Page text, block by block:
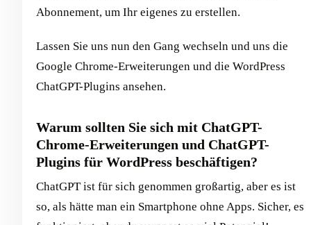
Abonnement, um Ihr eigenes zu erstellen.
Lassen Sie uns nun den Gang wechseln und uns die
Google Chrome-Erweiterungen und die WordPress
ChatGPT-Plugins ansehen.
Warum sollten Sie sich mit ChatGPT-
Chrome-Erweiterungen und ChatGPT-
Plugins für WordPress beschäftigen?
ChatGPT ist für sich genommen großartig, aber es ist
so, als hätte man ein Smartphone ohne Apps. Sicher, es